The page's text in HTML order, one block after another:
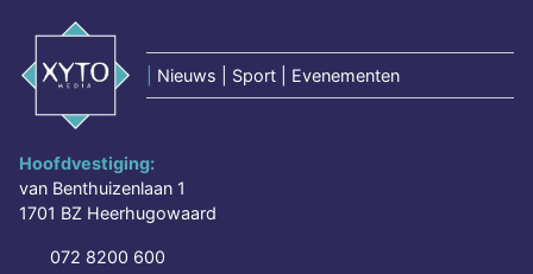
Nieuws | Sport | Evenementen
Hoofdvestiging:
van Benthuizenlaan 1
1701 BZ Heerhugowaard
072 8200 600